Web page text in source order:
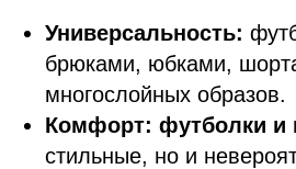
Универсальность:
брюками, юбками,
многослойных образов.
Комфорт: футболки и
стильные, но и